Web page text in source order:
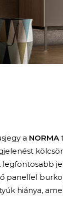
a NORMA
panellel
hiánya,